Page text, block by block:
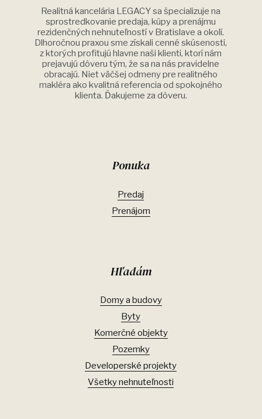
Realitná kancelária LEGACY sa špecializuje na
sprostredkovanie predaja, kúpy a prenájmu
rezidenčných nehnuteľností v Bratislave a okolí.
Dlhoročnou praxou sme získali cenné skúsenosti,
z ktorých profitujú hlavne naši klienti, ktorí nám
prejavujú dôveru tým, že sa na nás pravidelne
obracajú. Niet väčšej odmeny pre realitného
makléra ako kvalitná referencia od spokojného
klienta. Ďakujeme za dôveru.
Ponuka
Predaj
Prenájom
Hľadám
Domy a budovy
Byty
Komerčné objekty
Pozemky
Developerské projekty
Všetky nehnuteľnosti